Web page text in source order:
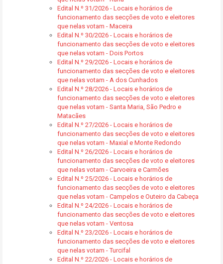
Edital N.º 31/2026 - Locais e horários de
funcionamento das secções de voto e eleitores
que nelas votam - Maceira
Edital N.º 30/2026 - Locais e horários de
funcionamento das secções de voto e eleitores
que nelas votam - Dois Portos
Edital N.º 29/2026 - Locais e horários de
funcionamento das secções de voto e eleitores
que nelas votam - A dos Cunhados
Edital N.º 28/2026 - Locais e horários de
funcionamento das secções de voto e eleitores
que nelas votam - Santa Maria, São Pedro e
Matacães
Edital N.º 27/2026 - Locais e horários de
funcionamento das secções de voto e eleitores
que nelas votam - Maxial e Monte Redondo
Edital N.º 26/2026 - Locais e horários de
funcionamento das secções de voto e eleitores
que nelas votam - Carvoeira e Carmões
Edital N.º 25/2026 - Locais e horários de
funcionamento das secções de voto e eleitores
que nelas votam - Campelos e Outeiro da Cabeça
Edital N.º 24/2026 - Locais e horários de
funcionamento das secções de voto e eleitores
que nelas votam - Ventosa
Edital N.º 23/2026 - Locais e horários de
funcionamento das secções de voto e eleitores
que nelas votam - Turcifal
Edital N.º 22/2026 - Locais e horários de